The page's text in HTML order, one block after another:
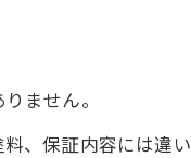
ません。
、保証内容には違